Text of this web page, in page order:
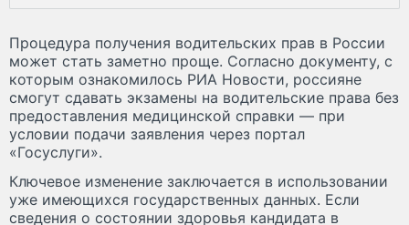
Процедура получения водительских прав в России
может стать заметно проще. Согласно документу, с
которым ознакомилось РИА Новости, россияне
смогут сдавать экзамены на водительские права без
предоставления медицинской справки — при
условии подачи заявления через портал
«Госуслуги».
Ключевое изменение заключается в использовании
уже имеющихся государственных данных. Если
сведения о состоянии здоровья кандидата в